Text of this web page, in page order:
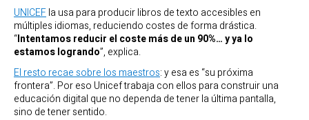
UNICEFla usa para producir libros de texto accesibles en
múltiples idiomas, reduciendo costes de forma drástica.
“Intentamos reducir el coste más de un 90%… y ya lo
estamos logrando”, explica.
El resto recae sobre los maestros: y esa es “su próxima
frontera”. Por eso Unicef trabaja con ellos para construir una
educación digital que no dependa de tener la última pantalla,
sino de tener sentido.